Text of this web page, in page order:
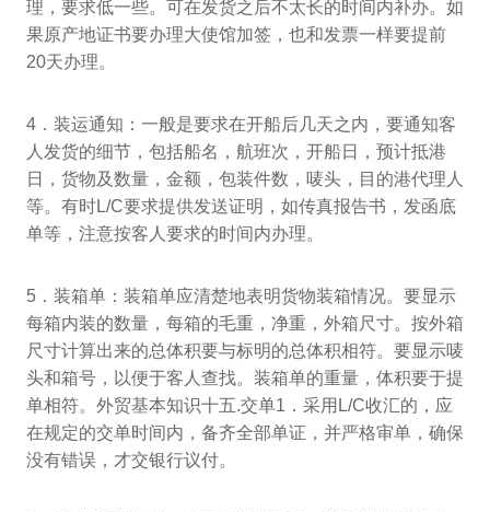
理，要求低一些。可在发货之后不太长的时间内补办。如
果原产地证书要办理大使馆加签，也和发票一样要提前
20天办理。
4．装运通知：一般是要求在开船后几天之内，要通知客
人发货的细节，包括船名，航班次，开船日，预计抵港
日，货物及数量，金额，包装件数，唛头，目的港代理人
等。有时L/C要求提供发送证明，如传真报告书，发函底
单等，注意按客人要求的时间内办理。
5．装箱单：装箱单应清楚地表明货物装箱情况。要显示
每箱内装的数量，每箱的毛重，净重，外箱尺寸。按外箱
尺寸计算出来的总体积要与标明的总体积相符。要显示唛
头和箱号，以便于客人查找。装箱单的重量，体积要于提
单相符。外贸基本知识十五.交单1．采用L/C收汇的，应
在规定的交单时间内，备齐全部单证，并严格审单，确保
没有错误，才交银行议付。